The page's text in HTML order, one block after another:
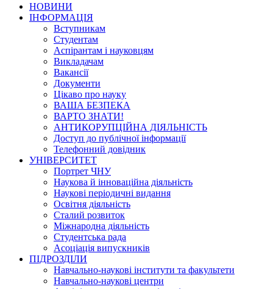
НОВИНИ
ІНФОРМАЦІЯ
Вступникам
Студентам
Аспірантам і науковцям
Викладачам
Вакансії
Документи
Цікаво про науку
ВАША БЕЗПЕКА
ВАРТО ЗНАТИ!
АНТИКОРУПЦІЙНА ДІЯЛЬНІСТЬ
Доступ до публічної інформації
Телефонний довідник
УНІВЕРСИТЕТ
Портрет ЧНУ
Наукова й інноваційна діяльність
Наукові періодичні видання
Освітня діяльність
Сталий розвиток
Міжнародна діяльність
Студентська рада
Асоціація випускників
ПІДРОЗДІЛИ
Навчально-наукові інститути та факультети
Навчально-наукові центри